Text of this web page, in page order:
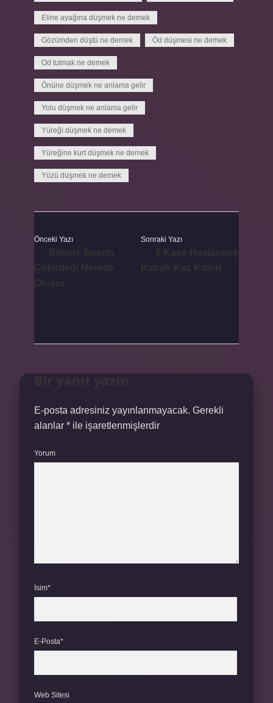
Eline ayağına düşmek ne demek
Gözümden düştü ne demek Öd düşmesi ne demek
Od tutmak ne demek
Önüne düşmek ne anlama gelir
Yolu düşmek ne anlama gelir
Yüreği düşmek ne demek
Yüreğine kurt düşmek ne demek
Yüzü düşmek ne demek
Önceki Yazı Sonraki Yazı
E-posta adresiniz yayınlanmayacak. Gerekli
alanlar * ile işaretlenmişlerdir
Yorum
İsim*
E-Posta*
Web Sitesi